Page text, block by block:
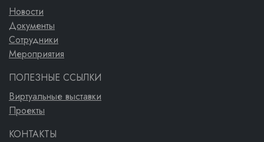
Новости
Документы
Сотрудники
Мероприятия
ПОЛЕЗНЫЕ ССЫЛКИ
Виртуальные выставки
Проекты
КОНТАКТЫ